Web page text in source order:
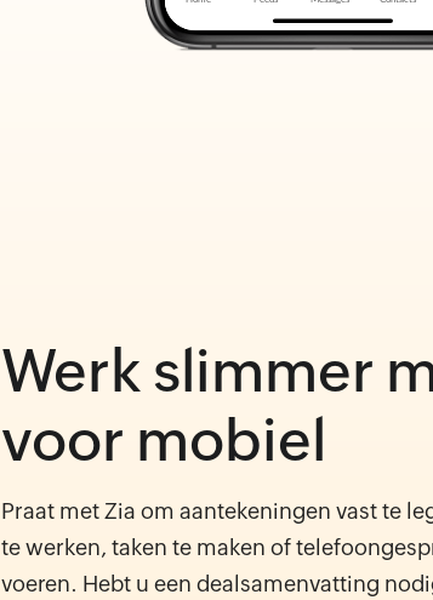
Werk slimmer
voor mobiel
Praat met Zia om aantekeningen vast te
te werken, taken te maken of
voeren. Hebt u een dealsamenvatting